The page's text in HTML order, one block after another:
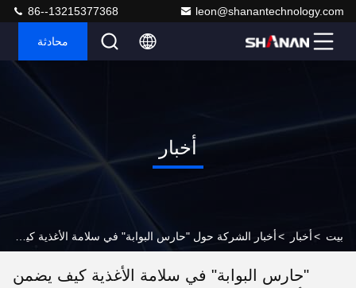
leon@shanantechnology.com
86--13215377368
محادثة
أخبار
بيت >أخبار >
"حارس البوابة" في سلامة الأغذية كيف يضمن